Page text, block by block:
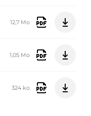
12,7 Mo
1,05 Mo
324 ko